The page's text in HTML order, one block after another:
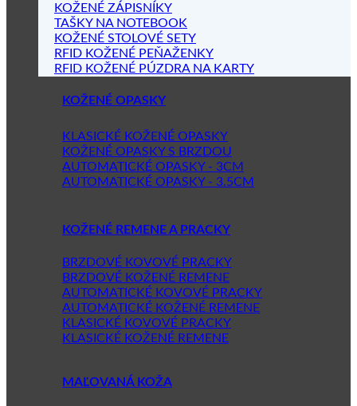
KOŽENÉ ZÁPISNÍKY
TAŠKY NA NOTEBOOK
KOŽENÉ STOLOVÉ SETY
RFID KOŽENÉ PEŇAŽENKY
RFID KOŽENÉ PÚZDRA NA KARTY
KOŽENÉ OPASKY
KLASICKÉ KOŽENÉ OPASKY
KOŽENÉ OPASKY S BRZDOU
AUTOMATICKÉ OPASKY - 3CM
AUTOMATICKÉ OPASKY - 3.5CM
KOŽENÉ REMENE A PRACKY
BRZDOVÉ KOVOVÉ PRACKY
BRZDOVÉ KOŽENÉ REMENE
AUTOMATICKÉ KOVOVÉ PRACKY
AUTOMATICKÉ KOŽENÉ REMENE
KLASICKÉ KOVOVÉ PRACKY
KLASICKÉ KOŽENÉ REMENE
MAĽOVANÁ KOŽA